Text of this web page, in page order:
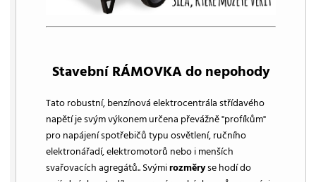
Stavební RÁMOVKA do nepohody
Tato robustní, benzínová elektrocentrála střídavého
napětí je svým výkonem určena převážně "profíkům"
pro napájení spotřebičů typu osvětlení, ručního
elektronářadí, elektromotorů nebo i menších
svařovacích agregátů.. Svýmirozměryse hodí do